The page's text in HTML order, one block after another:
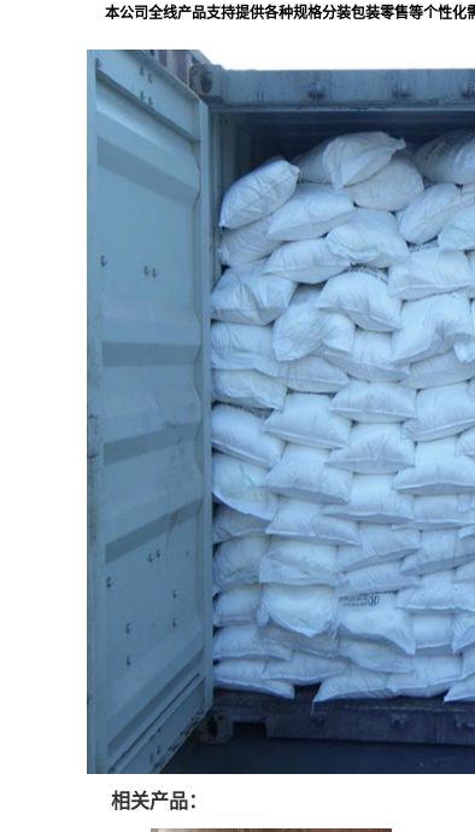
本公司全线产品支持提供各种规格分装包装零售等个性化
相关产品：